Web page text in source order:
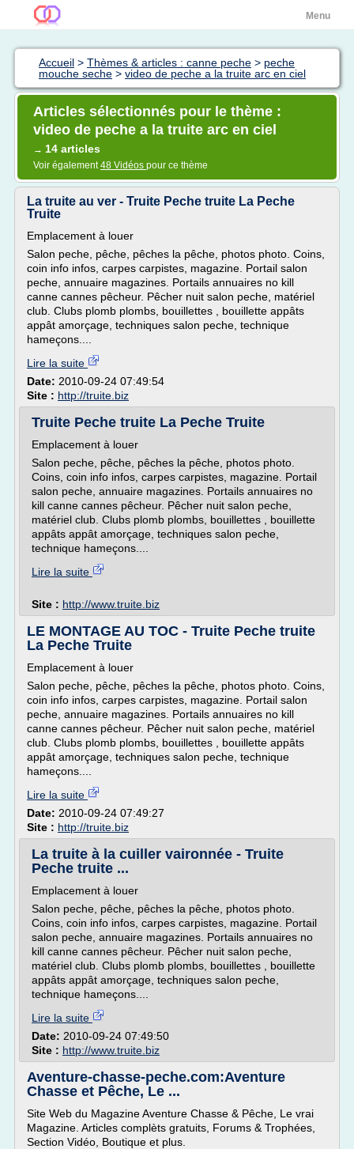
Menu
Accueil > Thèmes & articles : canne peche > peche
mouche seche > video de peche a la truite arc en ciel
Articles sélectionnés pour le thème :
video de peche a la truite arc en ciel
→ 14 articles
Voir également48 Vidéos pour ce thème
La truite au ver - Truite Peche truite La Peche
Truite
Emplacement à louer
Salon peche, pêche, pêches la pêche, photos photo. Coins,
coin info infos, carpes carpistes, magazine. Portail salon
peche, annuaire magazines. Portails annuaires no kill
canne cannes pêcheur. Pêcher nuit salon peche, matériel
club. Clubs plomb plombs, bouillettes , bouillette appâts
appât amorçage, techniques salon peche, technique
hameçons....
Lire la suite
Date: 2010-09-24 07:49:54
Site : http://truite.biz
Truite Peche truite La Peche Truite
Emplacement à louer
Salon peche, pêche, pêches la pêche, photos photo.
Coins, coin info infos, carpes carpistes, magazine. Portail
salon peche, annuaire magazines. Portails annuaires no
kill canne cannes pêcheur. Pêcher nuit salon peche,
matériel club. Clubs plomb plombs, bouillettes , bouillette
appâts appât amorçage, techniques salon peche,
technique hameçons....
Lire la suite
Site : http://www.truite.biz
LE MONTAGE AU TOC - Truite Peche truite
La Peche Truite
Emplacement à louer
Salon peche, pêche, pêches la pêche, photos photo. Coins,
coin info infos, carpes carpistes, magazine. Portail salon
peche, annuaire magazines. Portails annuaires no kill
canne cannes pêcheur. Pêcher nuit salon peche, matériel
club. Clubs plomb plombs, bouillettes , bouillette appâts
appât amorçage, techniques salon peche, technique
hameçons....
Lire la suite
Date: 2010-09-24 07:49:27
Site : http://truite.biz
La truite à la cuiller vaironnée - Truite
Peche truite ...
Emplacement à louer
Salon peche, pêche, pêches la pêche, photos photo.
Coins, coin info infos, carpes carpistes, magazine. Portail
salon peche, annuaire magazines. Portails annuaires no
kill canne cannes pêcheur. Pêcher nuit salon peche,
matériel club. Clubs plomb plombs, bouillettes , bouillette
appâts appât amorçage, techniques salon peche,
technique hameçons....
Lire la suite
Date: 2010-09-24 07:49:50
Site : http://www.truite.biz
Aventure-chasse-peche.com:Aventure
Chasse et Pêche, Le ...
Site Web du Magazine Aventure Chasse & Pêche, Le vrai
Magazine. Articles complèts gratuits, Forums & Trophées,
Section Vidéo, Boutique et plus.